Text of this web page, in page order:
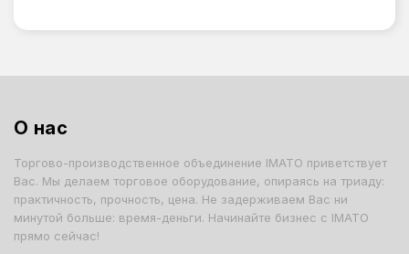
О нас
Торгово-производственное объединение IMATO приветствует
Вас. Мы делаем торговое оборудование, опираясь на триаду:
практичность, прочность, цена. Не задерживаем Вас ни
минутой больше: время-деньги. Начинайте бизнес с IMATO
прямо сейчас!